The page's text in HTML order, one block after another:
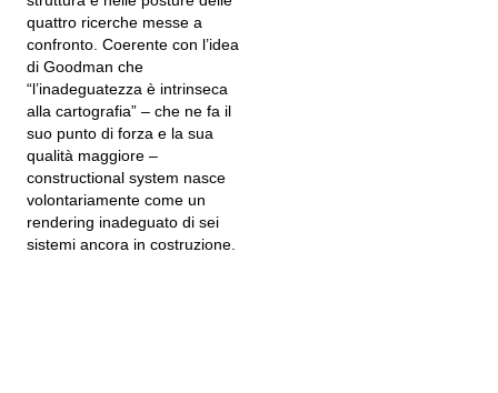
quattro ricerche messe a
confronto. Coerente con l’idea
di Goodman che
“l’inadeguatezza è intrinseca
alla cartografia” – che ne fa il
suo punto di forza e la sua
qualità maggiore –
constructional system nasce
volontariamente come un
rendering inadeguato di sei
sistemi ancora in costruzione.